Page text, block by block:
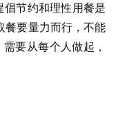
倡节约和理性用餐是
餐要量力而行，不能
要从每个人做起，